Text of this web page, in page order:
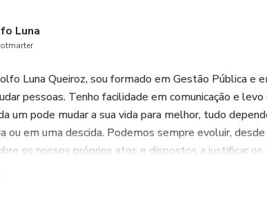
Luna
Luna Queiroz, sou formado em Gestão Pública e
pessoas. Tenho facilidade em comunicação e
um pode mudar a sua vida para melhor, tudo
ou em uma descida. Podemos sempre evoluir,
os nossos próprios atos e dispostos a justificar os